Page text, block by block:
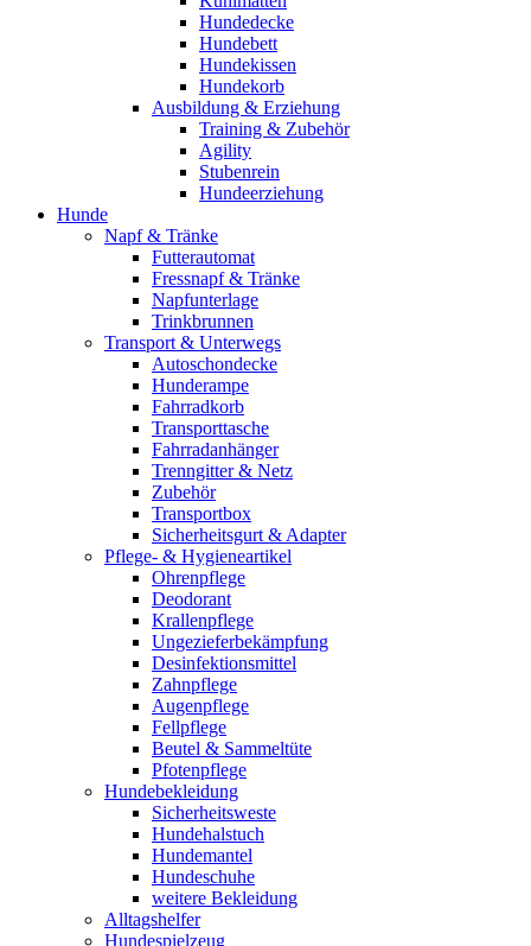
Hundedecke
Hundebett
Hundekissen
Hundekorb
Ausbildung & Erziehung
Training & Zubehör
Agility
Stubenrein
Hundeerziehung
Hunde
Napf & Tränke
Futterautomat
Fressnapf & Tränke
Napfunterlage
Trinkbrunnen
Transport & Unterwegs
Autoschondecke
Hunderampe
Fahrradkorb
Transporttasche
Fahrradanhänger
Trenngitter & Netz
Zubehör
Transportbox
Sicherheitsgurt & Adapter
Pflege- & Hygieneartikel
Ohrenpflege
Deodorant
Krallenpflege
Ungezieferbekämpfung
Desinfektionsmittel
Zahnpflege
Augenpflege
Fellpflege
Beutel & Sammeltüte
Pfotenpflege
Hundebekleidung
Sicherheitsweste
Hundehalstuch
Hundemantel
Hundeschuhe
weitere Bekleidung
Alltagshelfer
Hundespielzeug